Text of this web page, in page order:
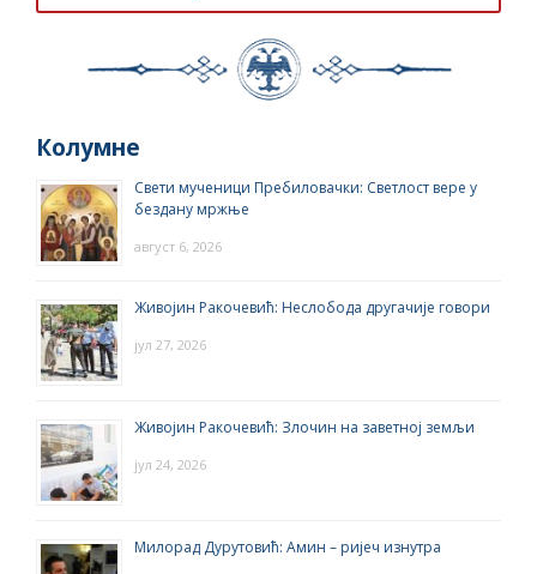
Колумне
Свети мученици Пребиловачки: Светлост вере у
бездану мржње
август 6, 2026
Живојин Ракочевић: Неслобода другачије говори
јул 27, 2026
Живојин Ракочевић: Злочин на заветној земљи
јул 24, 2026
Милорад Дурутовић: Амин – ријеч изнутра